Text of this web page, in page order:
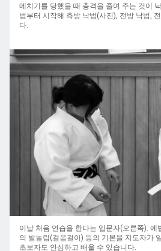
메치기를 당했을 때 충격을 줄여 주는 것이
법부터 시작해 측방 낙법(사진), 전방 낙법,
다.
이날 처음 연습을 한다는 입문자(오른쪽). 예
의 발놀림(걸음걸이) 등의 기본을 지도자가
초보자도 안심하고 배울 수 있습니다.